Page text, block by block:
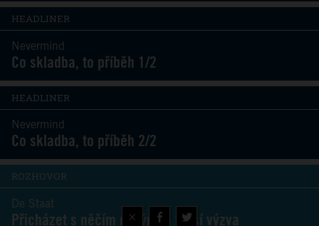
×
HEADLINER
Nevermind
Co skladba, to příběh 1/2
HEADLINER
Nevermind
Co skladba, to příběh 2/2
ROZHOVOR
De Staat
Přicházet s něčím novým je větší výzva